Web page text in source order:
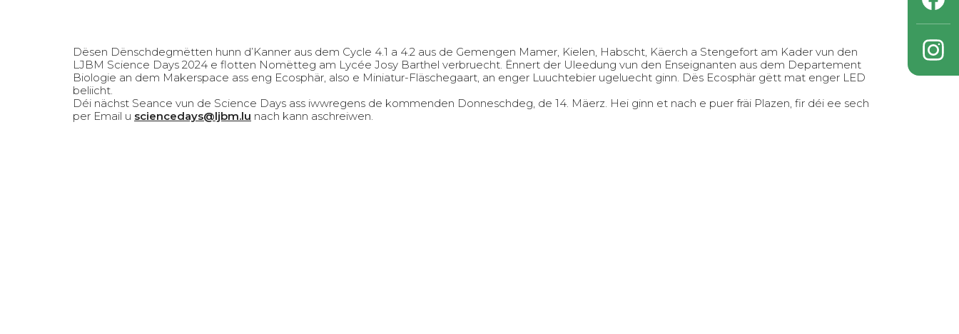
Dësen Dënschdegmëtten hunn d’Kanner aus dem Cycle 4.1 a 4.2 aus de Gemengen Mamer, Kielen, Habscht, Käerch a Stengefort am Kader vun den
LJBM Science Days 2024 e flotten Nomëtteg am Lycée Josy Barthel verbruecht. Ënnert der Uleedung vun den Enseignanten aus dem Departement
Biologie an dem Makerspace ass eng Ecosphär, also e Miniatur-Fläschegaart, an enger Luuchtebier ugeluecht ginn. Dës Ecosphär gëtt mat enger LED
beliicht.
Déi nächst Seance vun de Science Days ass iwwregens de kommenden Donneschdeg, de 14. Mäerz. Hei ginn et nach e puer fräi Plazen, fir déi ee sech
per Email u sciencedays@ljbm.lu nach kann aschreiwen.